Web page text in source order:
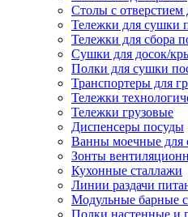
Столы с отверстием
Тележки для сушки
Тележки для сбора
Сушки для досок/
Полки для сушки
Транспортеры для
Тележки
Тележки грузовые
Диспенсеры посуды
Ванны моечные для
Зонты
Кухонные сталлажи
Линии раздачи
Модульные барные
Полки настенные и